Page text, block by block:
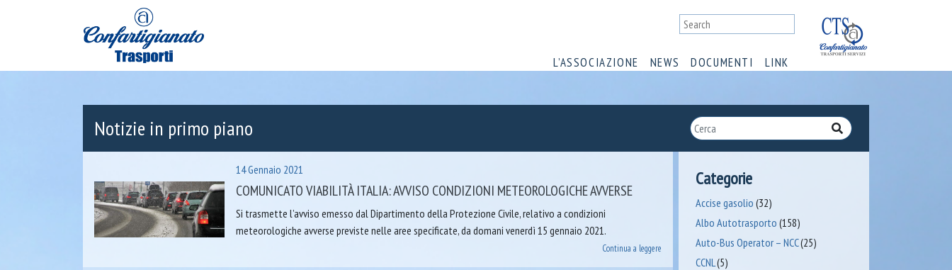
L’ASSOCIAZIONE NEWS DOCUMENTI LINK
Notizie in primo piano
14 Gennaio 2021
COMUNICATO VIABILITÀ ITALIA: AVVISO CONDIZIONI METEOROLOGICHE AVVERSE
Si trasmette l’avviso emesso dal Dipartimento della Protezione Civile, relativo a condizioni
meteorologiche avverse previste nelle aree specificate, da domani venerdì 15 gennaio 2021.
Continua a leggere
Categorie
Accise gasolio (32)
Albo Autotrasporto (158)
Auto-Bus Operator – NCC(25)
CCNL(5)